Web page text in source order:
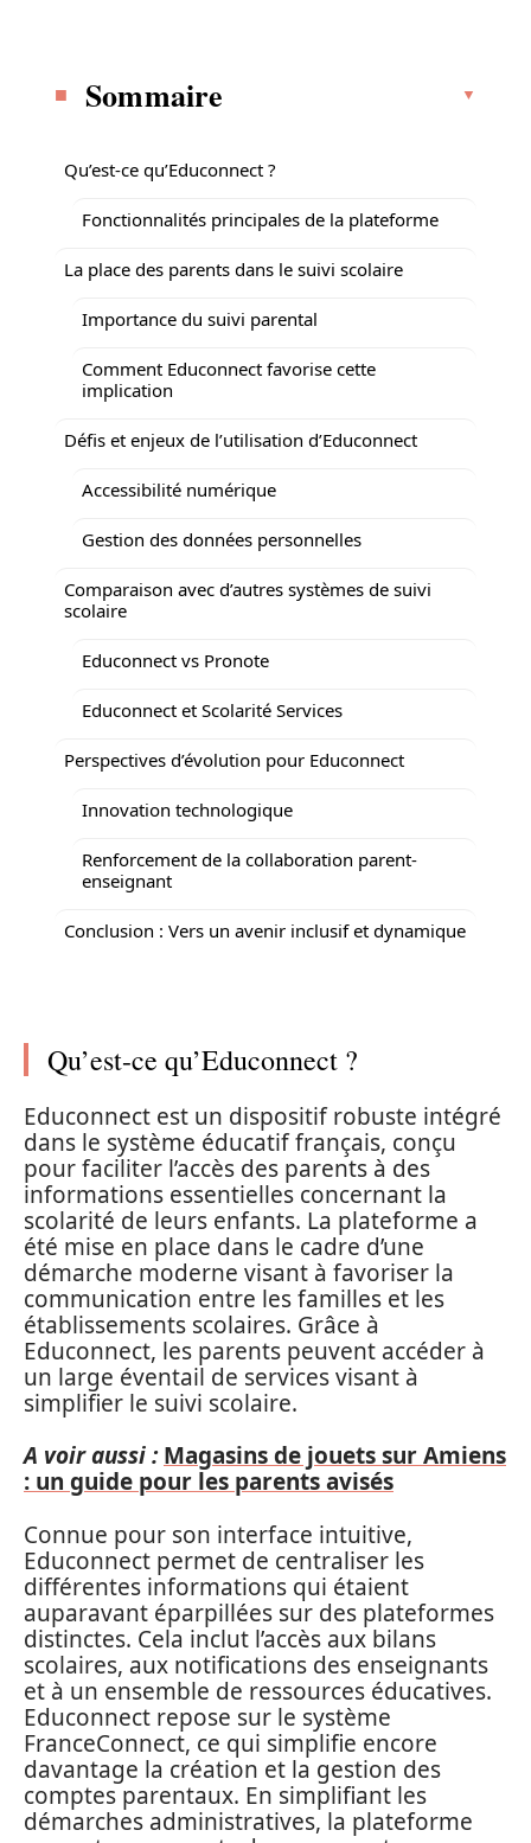
Sommaire
Qu’est-ce qu’Educonnect ?
Fonctionnalités principales de la plateforme
La place des parents dans le suivi scolaire
Importance du suivi parental
Comment Educonnect favorise cette
implication
Défis et enjeux de l’utilisation d’Educonnect
Accessibilité numérique
Gestion des données personnelles
Comparaison avec d’autres systèmes de suivi
scolaire
Educonnect vs Pronote
Educonnect et Scolarité Services
Perspectives d’évolution pour Educonnect
Innovation technologique
Renforcement de la collaboration parent-
enseignant
Conclusion : Vers un avenir inclusif et dynamique
Qu’est-ce qu’Educonnect ?
Educonnect est un dispositif robuste intégré
dans le système éducatif français, conçu
pour faciliter l’accès des parents à des
informations essentielles concernant la
scolarité de leurs enfants. La plateforme a
été mise en place dans le cadre d’une
démarche moderne visant à favoriser la
communication entre les familles et les
établissements scolaires. Grâce à
Educonnect, les parents peuvent accéder à
un large éventail de services visant à
simplifier le suivi scolaire.
A voir aussi : Magasins de jouets sur Amiens
: un guide pour les parents avisés
Connue pour son interface intuitive,
Educonnect permet de centraliser les
différentes informations qui étaient
auparavant éparpillées sur des plateformes
distinctes. Cela inclut l’accès aux bilans
scolaires, aux notifications des enseignants
et à un ensemble de ressources éducatives.
Educonnect repose sur le système
FranceConnect, ce qui simplifie encore
davantage la création et la gestion des
comptes parentaux. En simplifiant les
démarches administratives, la plateforme